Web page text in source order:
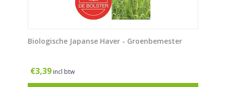
Biologische Japanse Haver - Groenbemester
€3,39 incl btw